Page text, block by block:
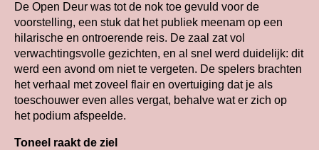
De Open Deur was tot de nok toe gevuld voor de
voorstelling, een stuk dat het publiek meenam op een
hilarische en ontroerende reis. De zaal zat vol
verwachtingsvolle gezichten, en al snel werd duidelijk: dit
werd een avond om niet te vergeten. De spelers brachten
het verhaal met zoveel flair en overtuiging dat je als
toeschouwer even alles vergat, behalve wat er zich op
het podium afspeelde.
Toneel raakt de ziel